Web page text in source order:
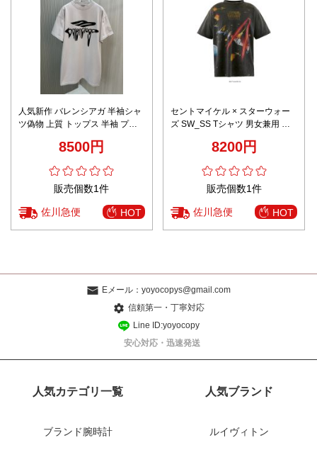
人気新作 バレンシアガ 半袖シャ
ツ偽物 上質 トップス 半袖 プリ
8500円
販売個数1件
佐川急便 HOT
セントマイケル × スターウォー
ズ SW_SS Tシャツ 男女兼用 夏
気 快適な着心地 レビュー高リピ
8200円
販売個数1件
佐川急便 HOT
Eメール： yoyocopys@gmail.com
信頼第一・丁寧対応
Line ID:yoyocopy
安心対応・迅速発送
人気カテゴリ一覧
ブランド腕時計
人気ブランド
ルイヴィトン